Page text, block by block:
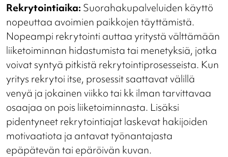
Rekrytointiaika: Suorahakupalveluiden käyttö
nopeuttaa avoimien paikkojen täyttämistä.
Nopeampi rekrytointi auttaa yritystä välttämään
liiketoiminnan hidastumista tai menetyksiä, jotka
voivat syntyä pitkistä rekrytointiprosesseista. Kun
yritys rekrytoi itse, prosessit saattavat välillä
venyä ja jokainen viikko tai kk ilman tarvittavaa
osaajaa on pois liiketoiminnasta. Lisäksi
pidentyneet rekrytointiajat laskevat hakijoiden
motivaatiota ja antavat työnantajasta
epäpätevän tai epäröivän kuvan.